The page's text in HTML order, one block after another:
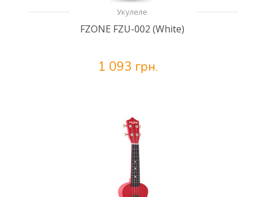
Укулеле
FZONE FZU-002 (White)
1 093 грн.